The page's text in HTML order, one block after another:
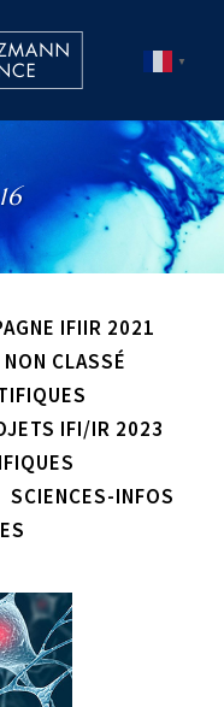
▼
IFIIR 2021
NON CLASSÉ
IFI/IR 2023
SCIENCES-INFOS